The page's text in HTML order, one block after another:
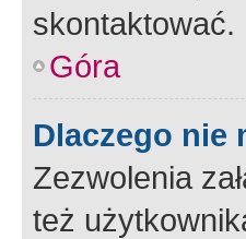
skontaktować.
Góra
Dlaczego nie
Zezwolenia
też